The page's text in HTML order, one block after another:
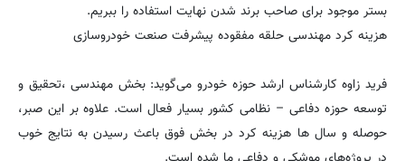
بستر موجود برای صاحب برند شدن نهایت استفاده را ببریم.
هزینه کرد مهندسی حلقه مفقوده پیشرفت صنعت خودروسازی
فرید‌ زاوه کارشناس ارشد حوزه خودرو می‌گوید: بخش مهندسی ،‌تحقیق و
توسعه حوزه دفاعی – نظامی کشور بسیار فعال است. علاوه بر این صبر،
حوصله و سال ها هزینه کرد در بخش فوق باعث رسیدن به نتایج خوب